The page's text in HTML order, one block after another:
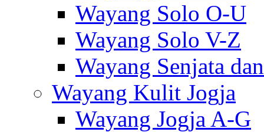
Wayang Solo O-U
Wayang Solo V-Z
Wayang Senjata
Wayang Kulit Jogja
Wayang Jogja A-G